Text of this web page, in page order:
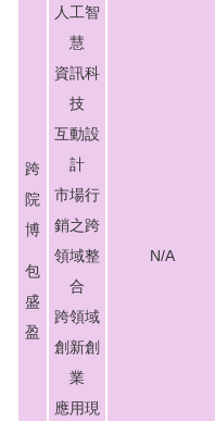
跨
院
博
包
盛
盈
人工智
慧
資訊科
技
互動設
計
市場行
銷之跨
領域整
合
跨領域
創新創
業
應用現
N/A